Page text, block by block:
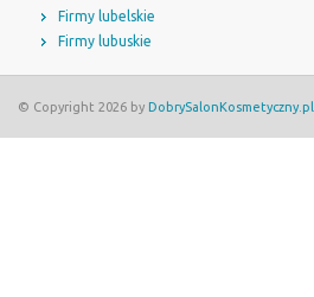
Firmy lubelskie
Firmy lubuskie
© Copyright 2026 by DobrySalonKosmetyczny.pl